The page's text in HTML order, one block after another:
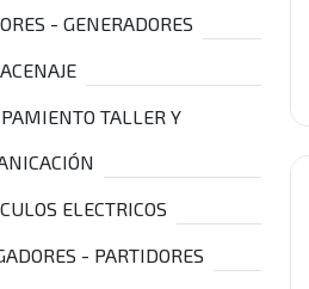
- GENERADORES
TALLER Y
ELECTRICOS
- PARTIDORES